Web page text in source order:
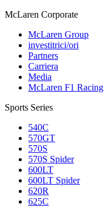
McLaren Corporate
McLaren Group
investitrici/ori
Partners
Carriera
Media
McLaren F1 Racing
Sports Series
540C
570GT
570S
570S Spider
600LT
600LT Spider
620R
625C